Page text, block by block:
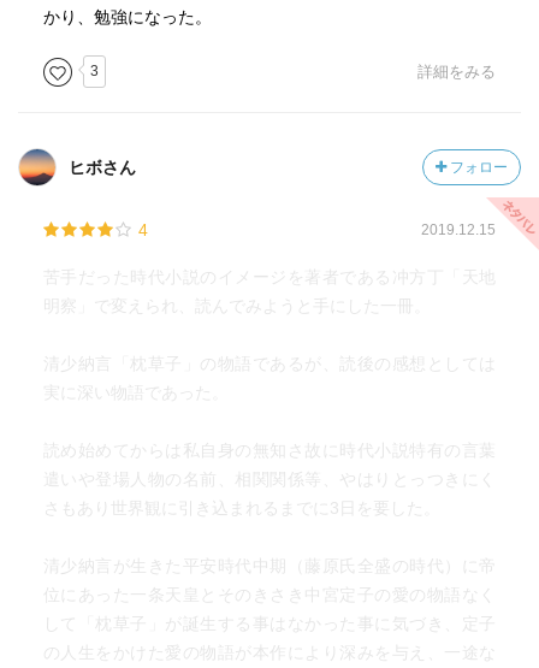
かり、勉強になった。
3 詳細をみる
ヒボさん フォロー
4 2019.12.15
苦手だった時代小説のイメージを著者である冲方丁「天地
明察」で変えられ、読んでみようと手にした一冊。
清少納言「枕草子」の物語であるが、読後の感想としては
実に深い物語であった。
読め始めてからは私自身の無知さ故に時代小説特有の言葉
遣いや登場人物の名前、相関関係等、やはりとっつきにく
さもあり世界観に引き込まれるまでに3日を要した。
清少納言が生きた平安時代中期（藤原氏全盛の時代）に帝
位にあった一条天皇とそのきさき中宮定子の愛の物語なく
して「枕草子」が誕生する事はなかった事に気づき、定子
の人生をかけた愛の物語が本作により深みを与え、一途な